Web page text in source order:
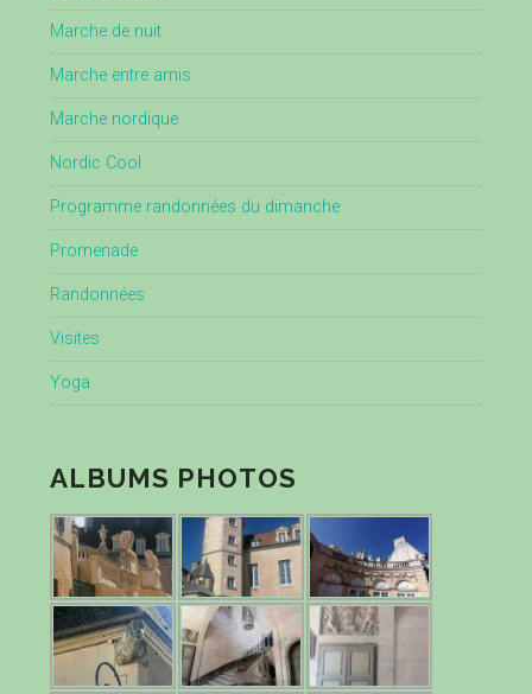
Marche de nuit
Marche entre amis
Marche nordique
Nordic Cool
Programme randonnées du dimanche
Promenade
Randonnées
Visites
Yoga
ALBUMS PHOTOS